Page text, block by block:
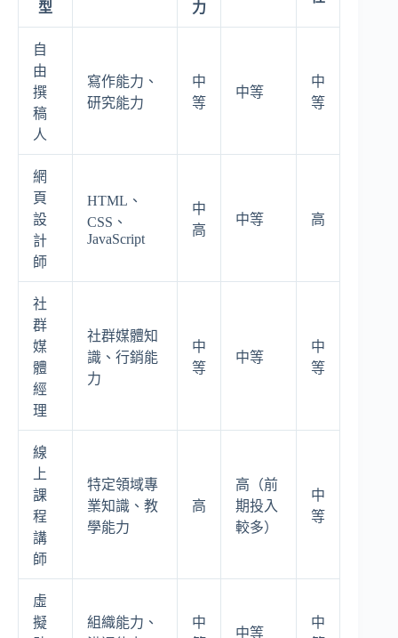
型
力
自
由
撰
稿
人
寫作能力、
研究能力
中
等
中等
中
等
網
頁
設
計
師
HTML、
CSS、
JavaScript
中
高
中等 高
社
群
媒
體
經
理
社群媒體知
識、行銷能
力
中
等
中等
中
等
線
上
課
程
講
師
特定領域專
業知識、教
學能力
高
高（前
期投入
較多）
中
等
虛
擬
組織能力、
中
中等
中